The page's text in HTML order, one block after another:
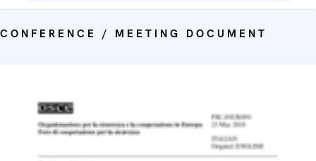
CONFERENCE / MEETING DOCUMENT